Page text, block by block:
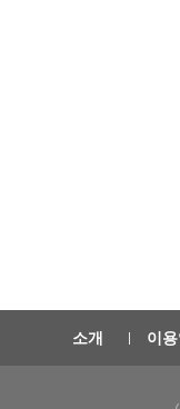
소개 이